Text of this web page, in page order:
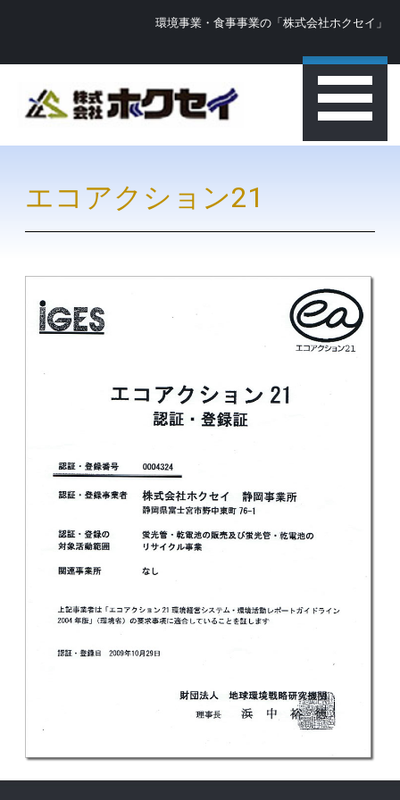
環境事業・食事事業の「株式会社ホクセイ」
エコアクション21